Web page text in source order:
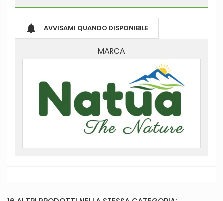
 AVVISAMI QUANDO DISPONIBILE
MARCA